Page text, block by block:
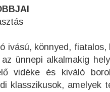
ivású, könnyed,
ünnepi alkalmakig
vidéke és kiváló
klasszikusok, amelyek